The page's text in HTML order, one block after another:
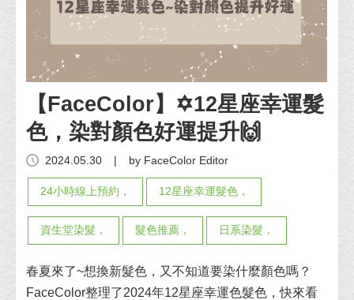
【FaceColor】✡️12星座幸運髮
色，染對顏色好運提升🙌
2024.05.30 | by FaceColor Editor
24小時線上預約， 12星座幸運髮色，
資生堂染髮， 髮色推薦， 日系染髮，
春夏來了~想換新髮色，又不知道要染什麼顏色嗎？
FaceColor整理了2024年12星座幸運色髮色，快來看